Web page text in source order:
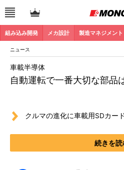
組み込み開発 メカ設計 製造マネジメント
ニュース
自動運転で一番大切な部品
車載半導体
クルマの進化に車載用SDカー
続きを読